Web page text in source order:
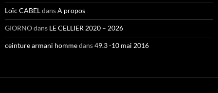
Loïc CABELdansA propos
GIORNOdans LE CELLIER 2020 – 2026
ceinture armani hommedans49.3 -10 mai 2016